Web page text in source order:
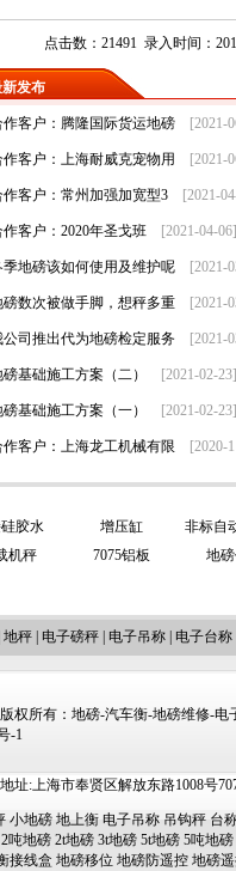
点击数：21491 录入时间：
发布
作客户：腾隆国际货运地磅 [2021-
作客户：上海耐威克宠物用 [2021-
作客户：常州加强加宽型3 [2021-
作客户：2020年圣戈班 [2021-04-
季地磅该如何使用及维护呢 [2021-
磅数次被做手脚，想秤多重 [2021-
公司推出代为地磅检定服务 [2021-
磅基础施工方案（二） [2021-02-
磅基础施工方案（一） [2021-02-
作客户：上海龙工机械有限 [2020-
胶水 增压缸
非标自
机秤 7075铝板 地
地秤 电子磅秤 电子吊称 电子台称
版权所有：地磅-汽车衡-地磅维修-电
-1
地址:上海市奉贤区解放东路1008号
小地磅 地上衡 电子吊称 吊钩秤 台
2吨地磅 2t地磅 3t地磅 5t地磅 5吨地磅
接线盒 地磅移位 地磅防遥控 地磅